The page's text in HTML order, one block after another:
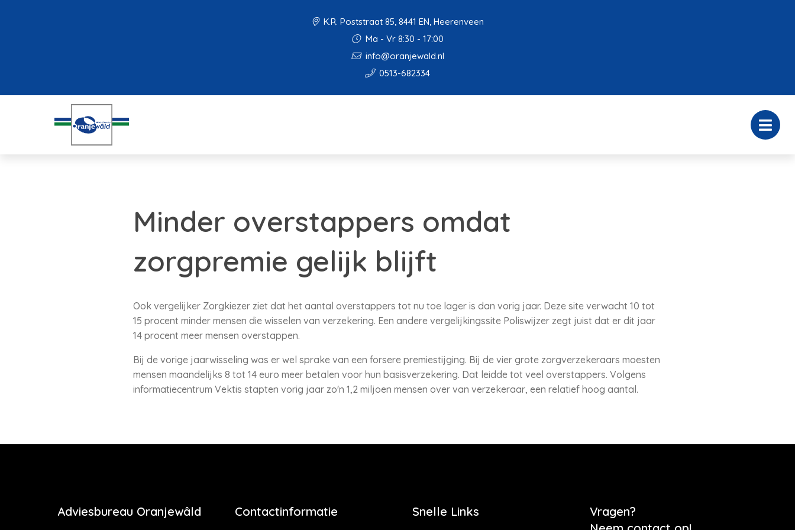
K.R. Poststraat 85, 8441 EN, Heerenveen
Ma - Vr 8:30 - 17:00
info@oranjewald.nl
0513-682334
Minder overstappers omdat
zorgpremie gelijk blijft
Ook vergelijker Zorgkiezer ziet dat het aantal overstappers tot nu toe lager is dan vorig jaar. Deze site verwacht 10 tot
15 procent minder mensen die wisselen van verzekering. Een andere vergelijkingssite Poliswijzer zegt juist dat er dit jaar
14 procent meer mensen overstappen.
Bij de vorige jaarwisseling was er wel sprake van een forsere premiestijging. Bij de vier grote zorgverzekeraars moesten
mensen maandelijks 8 tot 14 euro meer betalen voor hun basisverzekering. Dat leidde tot veel overstappers. Volgens
informatiecentrum Vektis stapten vorig jaar zo'n 1,2 miljoen mensen over van verzekeraar, een relatief hoog aantal.
Adviesbureau Oranjewâld Contactinformatie Snelle Links
Vragen?